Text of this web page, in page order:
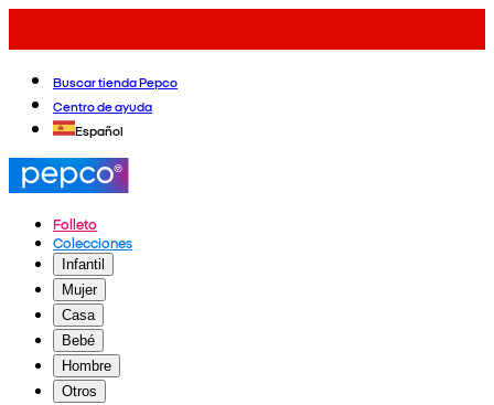
Buscar tienda Pepco
Centro de ayuda
Español
Folleto
Colecciones
Infantil
Mujer
Casa
Bebé
Hombre
Otros